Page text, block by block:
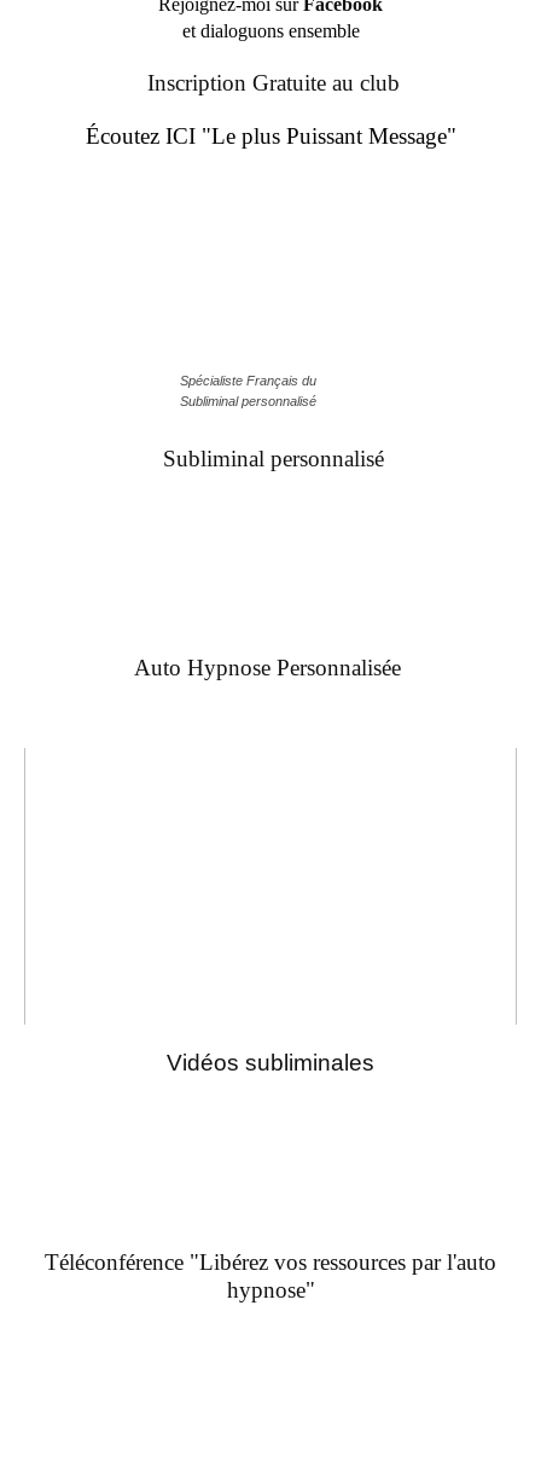
et dialoguons ensemble
Inscription Gratuite au club
Écoutez ICI "Le plus Puissant Message"
Spécialiste Français du
Subliminal personnalisé
Subliminal personnalisé
Auto Hypnose Personnalisée
Vidéos subliminales
Téléconférence "Libérez vos ressources par l'auto
hypnose"